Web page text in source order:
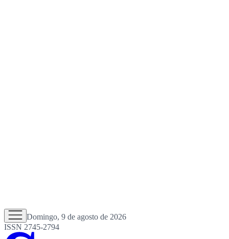
Domingo, 9 de agosto de 2026
ISSN 2745-2794